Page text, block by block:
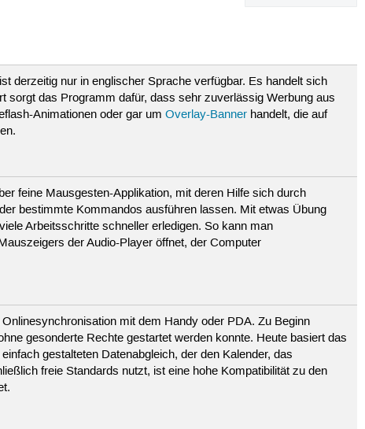
derzeitig nur in englischer Sprache verfügbar. Es handelt sich
sorgt das Programm dafür, dass sehr zuverlässig Werbung aus
Animationen oder gar umOverlay-Banner handelt, die auf
feine Mausgesten-Applikation, mit deren Hilfe sich durch
bestimmte Kommandos ausführen lassen. Mit etwas Übung
Arbeitsschritte schneller erledigen. So kann man
der Audio-Player öffnet, der Computer
mit dem Handy oder PDA. Zu Beginn
gesonderte Rechte gestartet werden konnte. Heute basiert das
gestalteten Datenabgleich, der den Kalender, das
freie Standards nutzt, ist eine hohe Kompatibilität zu den